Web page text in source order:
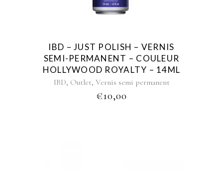
IBD – JUST POLISH – VERNIS
SEMI-PERMANENT – COULEUR
HOLLYWOOD ROYALTY – 14ML
IBD, Outlet, Vernis semi permanent
€10,00